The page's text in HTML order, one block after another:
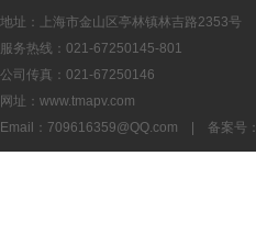
地址：上海市金山区亭林镇林吉路2353号
服务热线：021-67250145-801
公司传真：021-67250146
网址：www.tmapv.com
Email： 709616359@QQ.com | 备案号：